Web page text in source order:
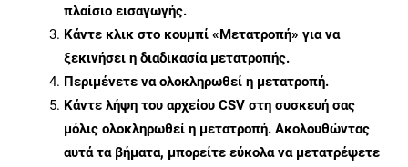
πλαίσιο εισαγωγής.
Κάντε κλικ στο κουμπί «Μετατροπή» για να
ξεκινήσει η διαδικασία μετατροπής.
Περιμένετε να ολοκληρωθεί η μετατροπή.
Κάντε λήψη του αρχείου CSV στη συσκευή σας
μόλις ολοκληρωθεί η μετατροπή. Ακολουθώντας
αυτά τα βήματα, μπορείτε εύκολα να μετατρέψετε